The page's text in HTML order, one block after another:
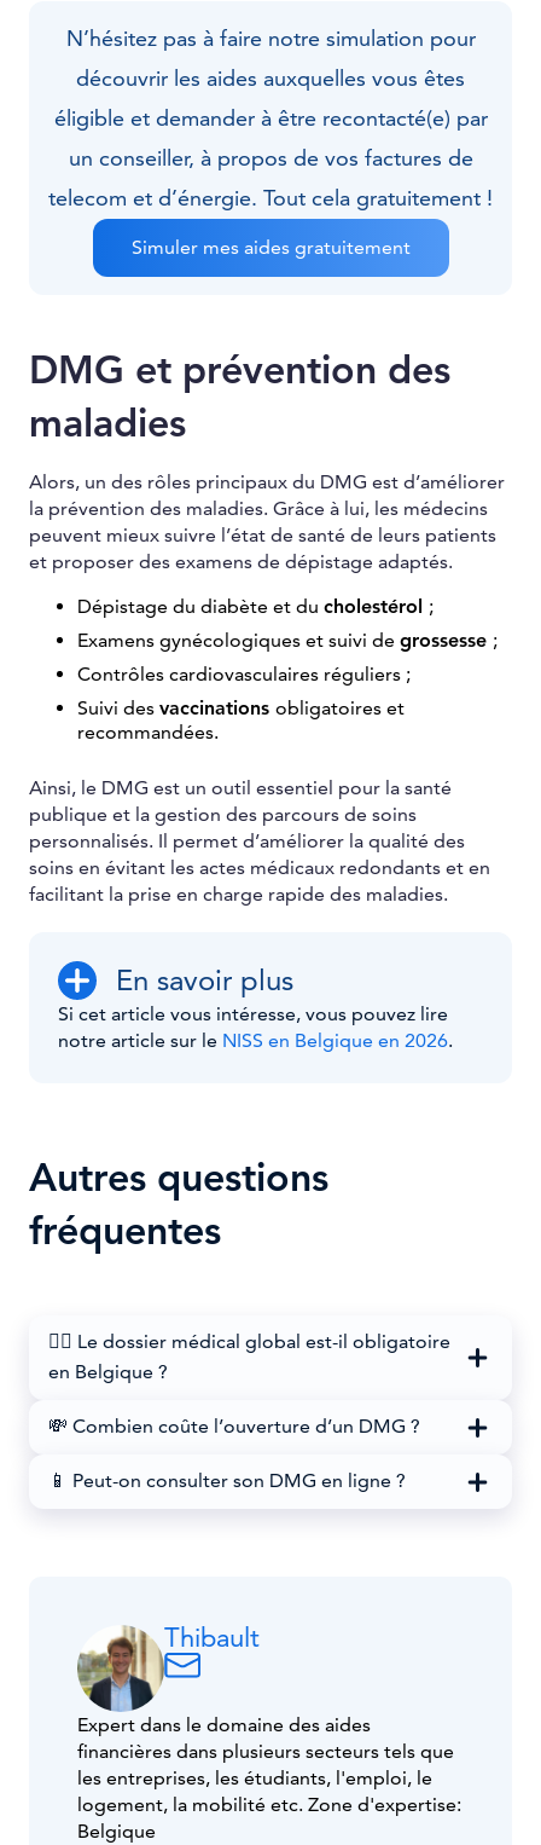
N’hésitez pas à faire notre simulation pour
découvrir les aides auxquelles vous êtes
éligible et demander à être recontacté(e) par
un conseiller, à propos de vos factures de
telecom et d’énergie. Tout cela gratuitement !
Simuler mes aides gratuitement
DMG et prévention des
maladies
Alors, un des rôles principaux du DMG est d’améliorer
la prévention des maladies. Grâce à lui, les médecins
peuvent mieux suivre l’état de santé de leurs patients
et proposer des examens de dépistage adaptés.
Dépistage du diabète et du cholestérol ;
Examens gynécologiques et suivi de grossesse ;
Contrôles cardiovasculaires réguliers ;
Suivi des vaccinations obligatoires et
recommandées.
Ainsi, le DMG est un outil essentiel pour la santé
publique et la gestion des parcours de soins
personnalisés. Il permet d’améliorer la qualité des
soins en évitant les actes médicaux redondants et en
facilitant la prise en charge rapide des maladies.
En savoir plus
Si cet article vous intéresse, vous pouvez lire
notre article sur le NISS en Belgique en 2026.
Autres questions
fréquentes
🧑‍⚖️ Le dossier médical global est-il obligatoire
en Belgique ?
💸 Combien coûte l’ouverture d’un DMG ?
📱 Peut-on consulter son DMG en ligne ?
Thibault
Expert dans le domaine des aides
financières dans plusieurs secteurs tels que
les entreprises, les étudiants, l'emploi, le
logement, la mobilité etc. Zone d'expertise:
Belgique